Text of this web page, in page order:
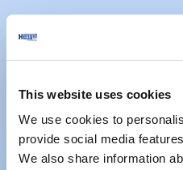
This website uses cookies
We use cookies to
provide social media
We also share information